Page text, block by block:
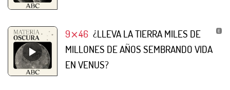
9⨯46 ¿LLEVA LA TIERRA MILES DE
MILLONES DE AÑOS SEMBRANDO VIDA
EN VENUS?